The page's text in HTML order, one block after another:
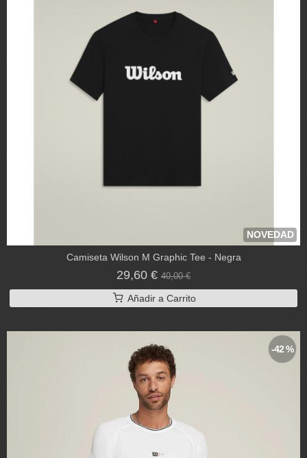
NOVEDAD
Camiseta Wilson M Graphic Tee - Negra
29,60 € 40,00 €
Añadir a Carrito
-42 %